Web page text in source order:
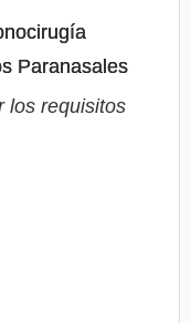
Paranasales
los requisitos